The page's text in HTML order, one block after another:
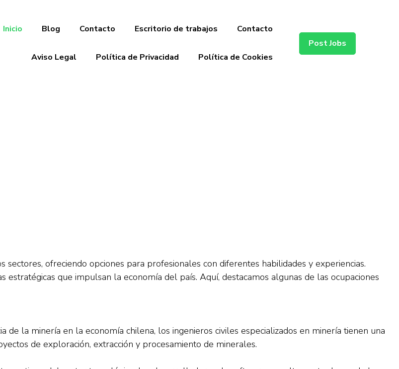
Inicio Blog Contacto Escritorio de trabajos Contacto
Aviso Legal Política de Privacidad Política de Cookies
Post Jobs
ofreciendo opciones para profesionales con diferentes habilidades y experiencias.
que impulsan la economía del país. Aquí, destacamos algunas de las ocupaciones
de la minería en la economía chilena, los ingenieros civiles especializados en minería tienen una
de exploración, extracción y procesamiento de minerales.